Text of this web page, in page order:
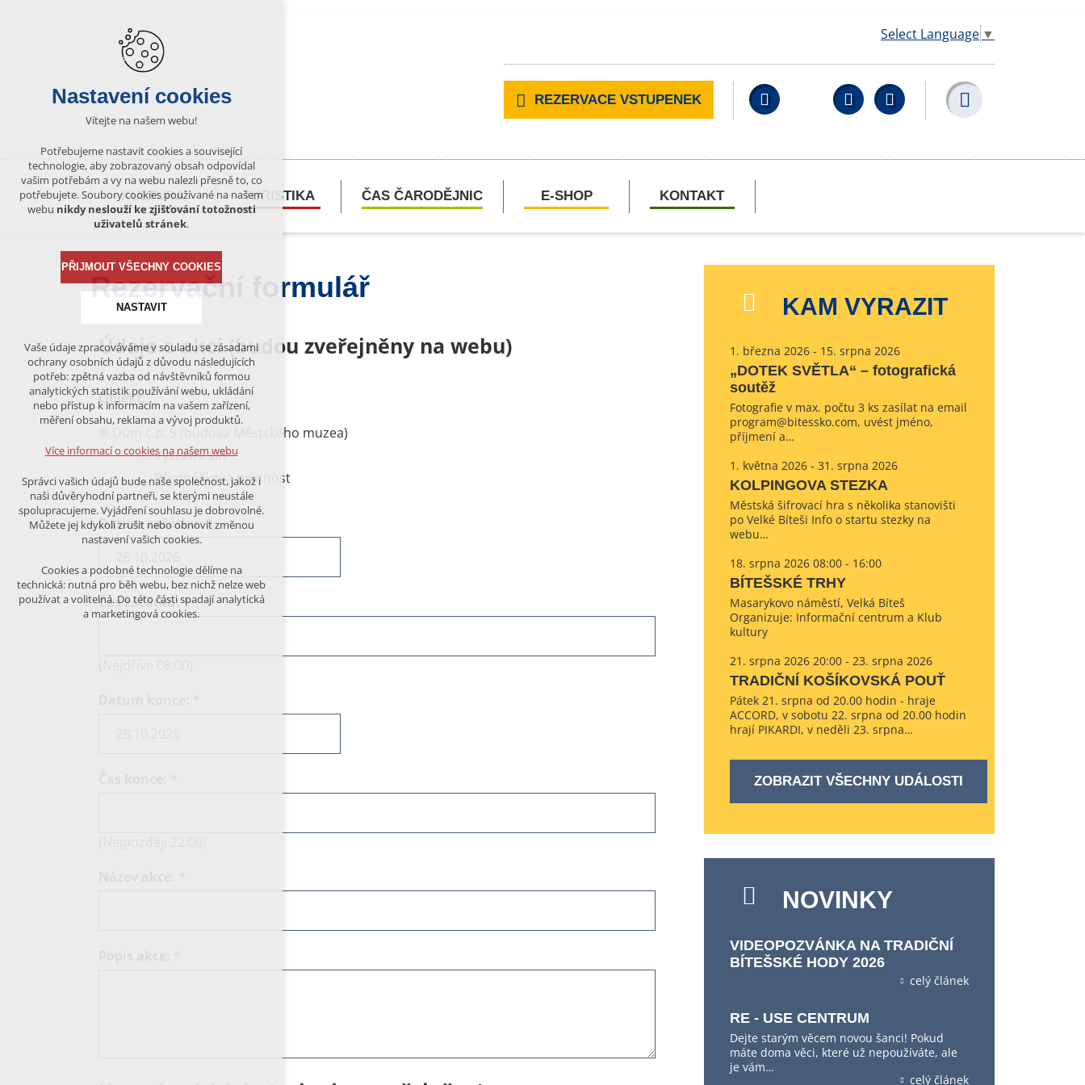
Select Language ▼
REZERVACE VSTUPENEK Facebook YouTubeWikipedia
KULTURA TURISTIKA ČAS ČARODĚJNIC E-SHOP KONTAKT
Rezervační formulář
Údaje o akci (budou zveřejněny na webu)
Objekt:
Dům č.p. 5 (budova Městského muzea)
Výstavní síň
Přednášková místnost
Datum začátku:*
Čas začátku:*
KAM VYRAZIT
1. března 2026 - 15. srpna 2026
„DOTEK SVĚTLA“ – fotografická
soutěž
Fotografie v max. počtu 3 ks zasílat na email
program@bitessko.com, uvést jméno,
příjmení a…
1. května 2026 - 31. srpna 2026
KOLPINGOVA STEZKA
Městská šifrovací hra s několika stanovišti
po Velké Bíteši Info o startu stezky na
webu…
18. srpna 2026 08:00 - 16:00
BÍTEŠSKÉ TRHY
Masarykovo náměstí, Velká Bíteš
Organizuje: Informační centrum a Klub
kultury
21. srpna 2026 20:00 - 23. srpna 2026
TRADIČNÍ KOŠÍKOVSKÁ POUŤ
Pátek 21. srpna od 20.00 hodin - hraje
ACCORD, v sobotu 22. srpna od 20.00 hodin
hrají PIKARDI, v neděli 23. srpna…
ZOBRAZIT VŠECHNY UDÁLOSTI
NOVINKY
VIDEOPOZVÁNKA NA TRADIČNÍ
BÍTEŠSKÉ HODY 2026
celý článek
RE - USE CENTRUM
Dejte starým věcem novou šanci! Pokud
máte doma věci, které už nepoužíváte, ale
je vám…
celý článek
Nastavení cookies
Vítejte na našem webu!
Potřebujeme nastavit cookies a související
technologie, aby zobrazovaný obsah odpovídal
vašim potřebám a vy na webu nalezli přesně to, co
potřebujete. Soubory cookies používané na našem
webu nikdy neslouží ke zjišťování totožnosti
uživatelů stránek.
PŘIJMOUT VŠECHNY COOKIES
NASTAVIT
Technická cookies
nutná pro provozování webu
udržení kontextu stránek (session):
případná přihlášení, volby jazyka, apod.
analytická pro anonymizované
vyhodnocení návštěvnosti
marketingová cookies (Google)
Více informací o cookies na našem webu
ODMÍTNOUT VŠE
Vaše údaje zpracováváme v souladu se zásadami
ochrany osobních údajů z důvodu následujících
potřeb: zpětná vazba od návštěvníků formou
analytických statistik používání webu, ukládání
nebo přístup k informacím na vašem zařízení,
měření obsahu, reklama a vývoj produktů.
Více informací o cookies na našem webu
Správci vašich údajů bude naše společnost, jakož i
naši důvěryhodní partneři, se kterými neustále
spolupracujeme. Vyjádření souhlasu je dobrovolné.
Můžete jej kdykoli zrušit nebo obnovit změnou
nastavení vašich cookies.
Cookies a podobné technologie dělíme na
technická: nutná pro běh webu, bez nichž nelze web
používat a volitelná. Do této části spadají analytická
a marketingová cookies.